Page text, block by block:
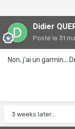
Didier
Posté le 31
Non, j'ai un garmin...
3 weeks later...